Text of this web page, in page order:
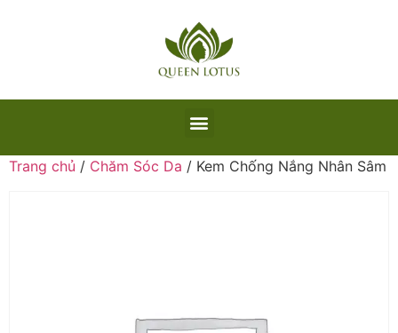
Trang chủ / Chăm Sóc Da / Kem Chống Nắng Nhân Sâm